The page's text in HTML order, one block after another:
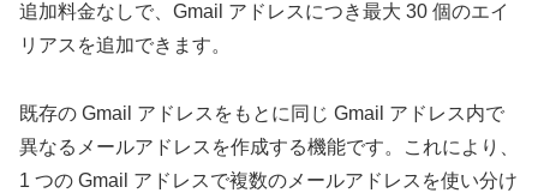
追加料金なしで、Gmail アドレスにつき最大 30 個のエイ
リアスを追加できます。
既存の Gmail アドレスをもとに同じ Gmail アドレス内で
異なるメールアドレスを作成する機能です。これにより、
1 つの Gmail アドレスで複数のメールアドレスを使い分け